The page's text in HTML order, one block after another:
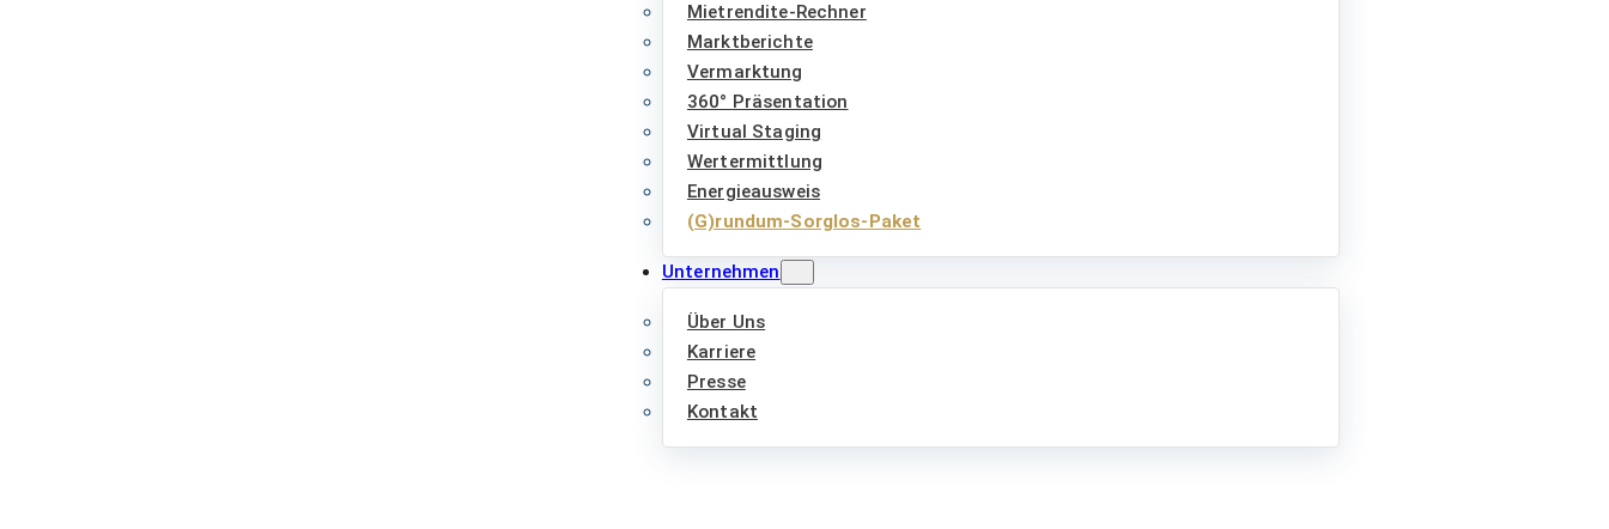
Mietrendite-Rechner
Marktberichte
Vermarktung
360° Präsentation
Virtual Staging
Wertermittlung
Energieausweis
(G)rundum-Sorglos-Paket
Unternehmen
Über Uns
Karriere
Presse
Kontakt